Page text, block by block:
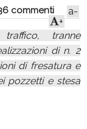
commenti
a-
+
tranne
di n. 2
di fresatura e
pozzetti e stesa